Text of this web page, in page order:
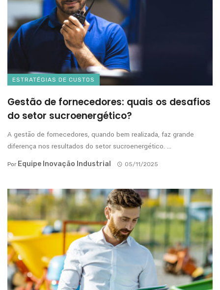
ESTRATÉGIAS DE CUSTOS
Gestão de fornecedores: quais os desafios
do setor sucroenergético?
A gestão de fornecedores, quando bem realizada, faz grande
diferença nos resultados do setor sucroenergético. ...
Por Equipe Inovação Industrial 05/11/2025